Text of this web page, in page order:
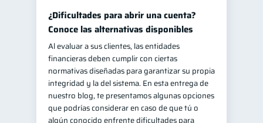
¿Dificultades para abrir una cuenta?
Conoce las alternativas disponibles
Al evaluar a sus clientes, las entidades
financieras deben cumplir con ciertas
normativas diseñadas para garantizar su propia
integridad y la del sistema. En esta entrega de
nuestro blog, te presentamos algunas opciones
que podrías considerar en caso de que tú o
algún conocido enfrente dificultades para